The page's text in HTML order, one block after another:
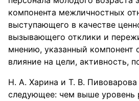
компонента межличностных
выступающего в качестве
вызывающего отклики и
мнению, указанный компонент
влияние на цели, активность,
H. A. Харина и Т. В.
следующее: чем выше уровень